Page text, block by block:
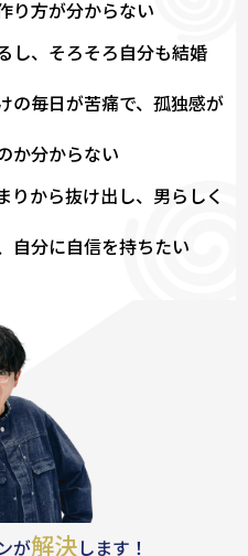
り方が分からない
し、そろそろ自分も結婚
の毎日が苦痛で、孤独感が
か分からない
りから抜け出し、男らしく
自分に自信を持ちたい
が解決します！